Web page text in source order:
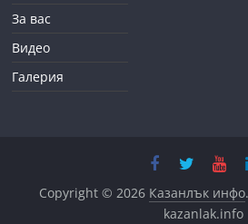
За вас
Видео
Галерия
Copyright © 2026 Казанлък инфо
kazanlak.info